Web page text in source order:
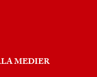
MEDIER